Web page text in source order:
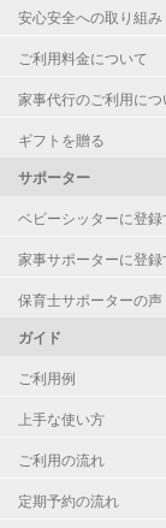
安心安全への取り組み
ご利用料金について
家事代行のご利用につ
ギフトを贈る
サポーター
ベビーシッターに登録
家事サポーターに登録
保育士サポーターの声
ガイド
ご利用例
上手な使い方
ご利用の流れ
定期予約の流れ